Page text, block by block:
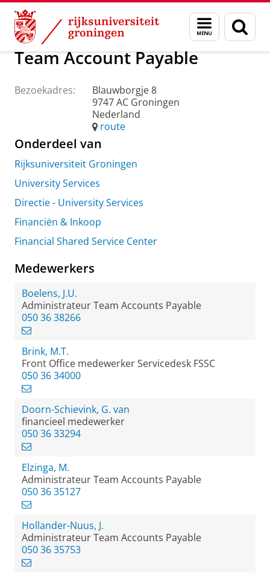
Skip
Content
Skip
Navigation
Menu
en
zoeken
Over ons Praktische zaken Waar vindt u ons
Team Account Payable
Bezoekadres:
Blauwborgje 8
9747 AC Groningen
Nederland
route
Onderdeel van
Rijksuniversiteit Groningen
University Services
Directie - University Services
Financiën & Inkoop
Financial Shared Service Center
Medewerkers
Boelens, J.U.
Administrateur Team Accounts Payable
050 36 38266
Brink, M.T.
Front Office medewerker Servicedesk FSSC
050 36 34000
Doorn-Schievink, G. van
financieel medewerker
050 36 33294
Elzinga, M.
Administrateur Team Accounts Payable
050 36 35127
Hollander-Nuus, J.
Administrateur Team Accounts Payable
050 36 35753